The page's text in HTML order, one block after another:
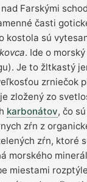
Farskými
časti
kostola sú
. Ide o
Je to žltkastý
zrniečok
zložený zo
karbonátov, čo
zŕn z
zŕn, ktoré
morského
miestami